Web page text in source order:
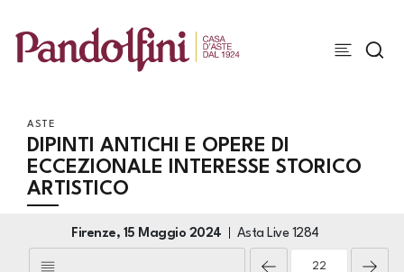
ASTE
DIPINTI ANTICHI E OPERE DI
ECCEZIONALE INTERESSE STORICO
ARTISTICO
Firenze, 15 Maggio 2024 Asta Live 1284